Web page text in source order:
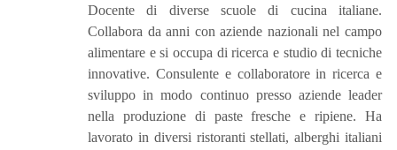
Docente di diverse scuole di cucina italiane.
Collabora da anni con aziende nazionali nel campo
alimentare e si occupa di ricerca e studio di tecniche
innovative. Consulente e collaboratore in ricerca e
sviluppo in modo continuo presso aziende leader
nella produzione di paste fresche e ripiene. Ha
lavorato in diversi ristoranti stellati, alberghi italiani